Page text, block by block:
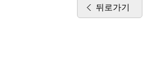
뒤로가기